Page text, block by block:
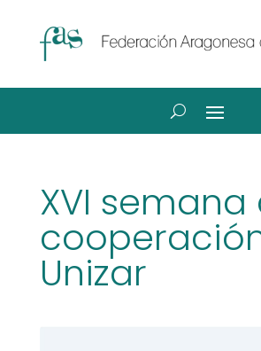
XVI semana
Unizar